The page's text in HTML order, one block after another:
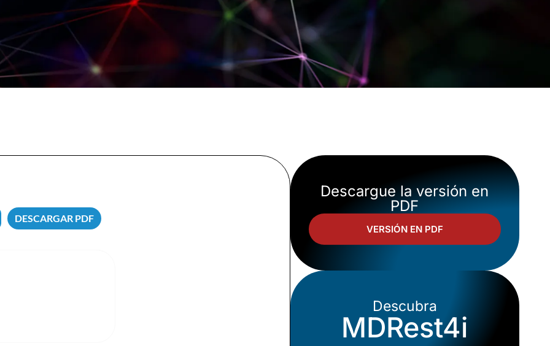
DESCARGAR PDF
Descargue la versión en
PDF
VERSIÓN EN PDF
Descubra
MDRest4i